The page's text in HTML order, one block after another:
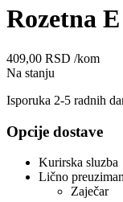
Rozetna
409,00 RSD /kom
Na stanju
Isporuka 2-5 radnih
Opcije dostave
Kurirska sluzba
Lično
Zaječar